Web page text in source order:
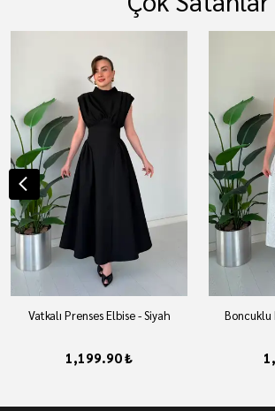
Vatkalı Prenses Elbise - Siyah
1,199.90 ₺
Boncuklu